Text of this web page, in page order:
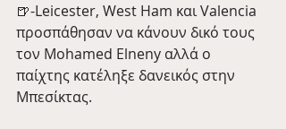
🍺-Leicester, West Ham και Valencia
προσπάθησαν να κάνουν δικό τους
τον Mohamed Elneny αλλά ο
παίχτης κατέληξε δανεικός στην
Μπεσίκτας.